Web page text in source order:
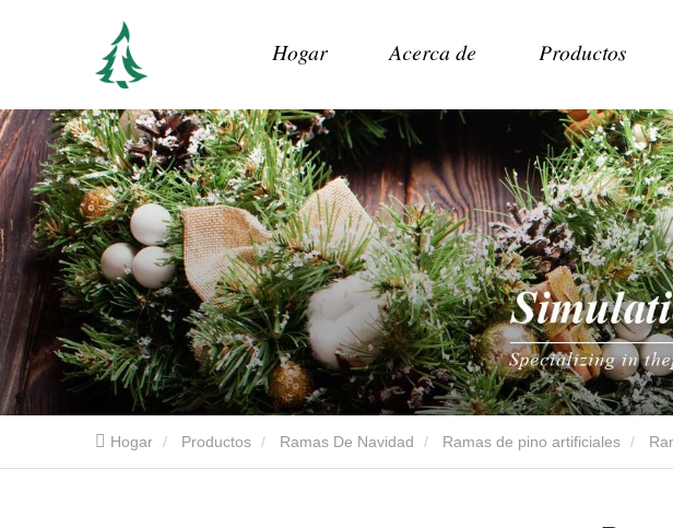
Hogar Acerca de Productos
Hogar Productos Ramas De Navidad Ramas de pino artificiales